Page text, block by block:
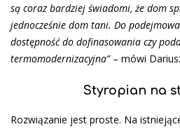
są coraz bardziej świadomi, że dom
jednocześnie dom tani. Do
dostępność do dofinasowania czy
termomodernizacyjna”– mówi
Styropian na
Rozwiązanie jest proste. Na